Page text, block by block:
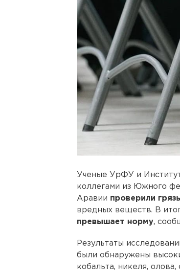
Ученые УрФУ и
коллегами из Южного
Аравии проверили
вредных веществ. В
превышает норму,
Результаты
были обнаружены
кобальта, никеля,